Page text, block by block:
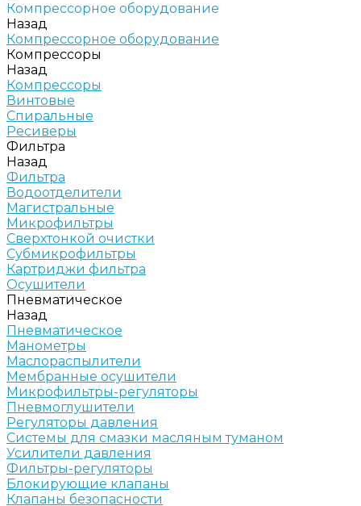
Компрессорное оборудование
Назад
Компрессорное оборудование
Компрессоры
Назад
Компрессоры
Винтовые
Спиральные
Ресиверы
Фильтра
Назад
Фильтра
Водоотделители
Магистральные
Микрофильтры
Сверхтонкой очистки
Субмикрофильтры
Картриджи фильтра
Осушители
Пневматическое
Назад
Пневматическое
Манометры
Маслораспылители
Мембранные осушители
Микрофильтры-регуляторы
Пневмоглушители
Регуляторы давления
Системы для смазки масляным туманом
Усилители давления
Фильтры-регуляторы
Блокирующие клапаны
Клапаны безопасности